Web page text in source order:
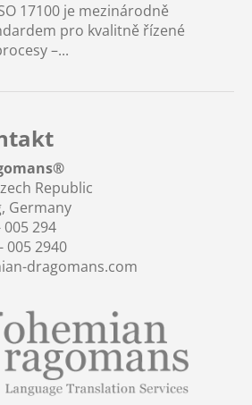
17100 je mezinárodně
pro kvalitně řízené
–...
®
Republic
Germany
005 294
005 2940
dragomans.com